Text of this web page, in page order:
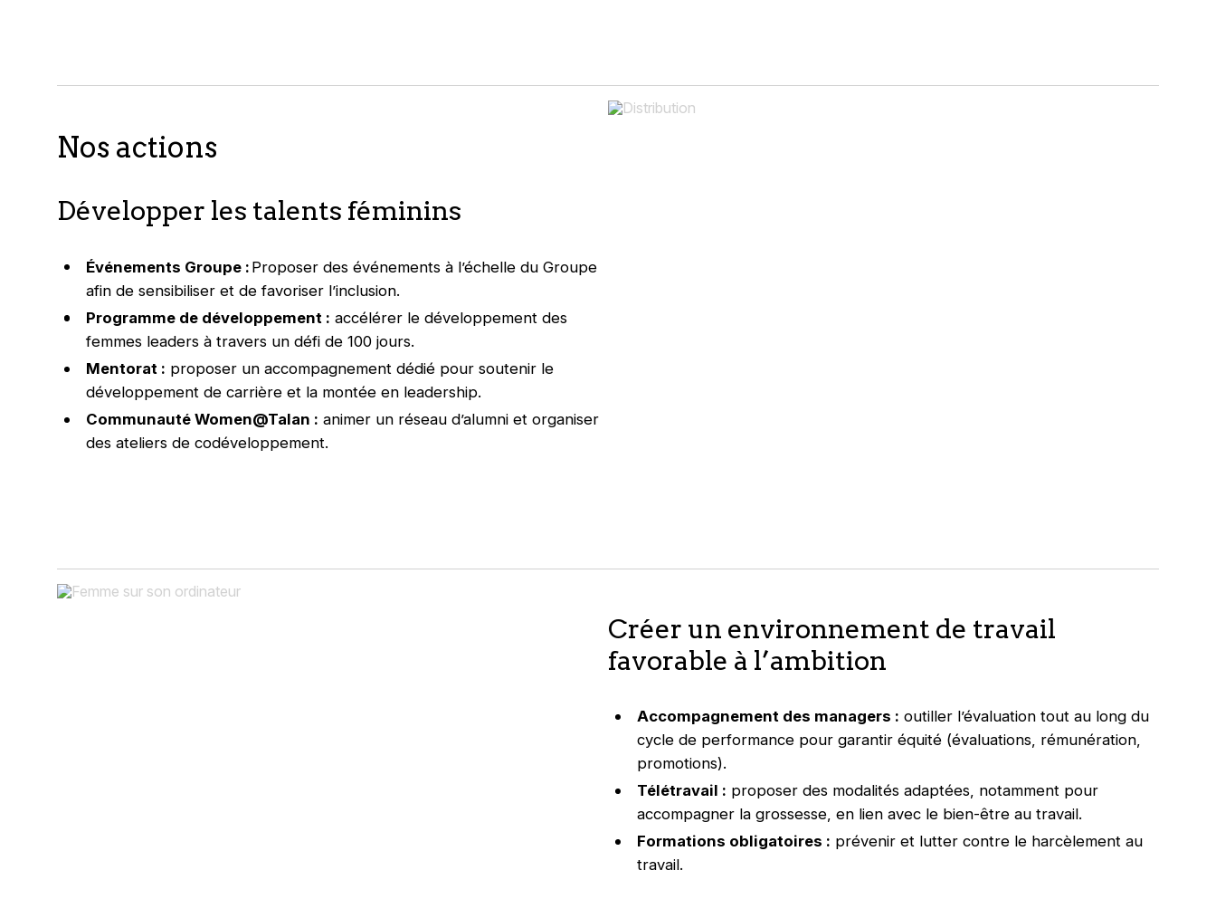
Nos actions
Développer les talents féminins
Événements Groupe : Proposer des événements à l’échelle du Groupe
afin de sensibiliser et de favoriser l’inclusion.
Programme de développement : accélérer le développement des
femmes leaders à travers un défi de 100 jours.
Mentorat : proposer un accompagnement dédié pour soutenir le
développement de carrière et la montée en leadership.
Communauté Women@Talan : animer un réseau d’alumni et organiser
des ateliers de codéveloppement.
Créer un environnement de travail
favorable à l’ambition
Accompagnement des managers : outiller l’évaluation tout au long du
cycle de performance pour garantir équité (évaluations, rémunération,
promotions).
Télétravail : proposer des modalités adaptées, notamment pour
accompagner la grossesse, en lien avec le bien-être au travail.
Formations obligatoires : prévenir et lutter contre le harcèlement au
travail.